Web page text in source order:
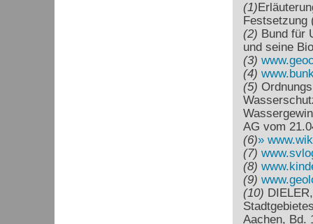
(1)
Festsetzung
(2) Bund für
und seine
(3)
(4)
(5)
AG vom
(6)
(7)
(8)
(9)
(10)
Aachen, Bd.